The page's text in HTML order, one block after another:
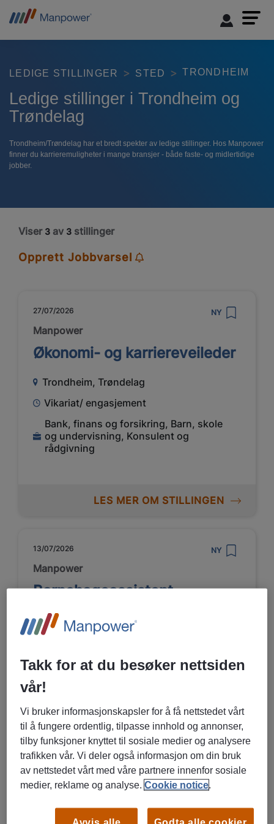
LEDIGE STILLINGER STED TRONDHEIM
Ledige stillinger i Trondheim og
Trøndelag
Trondheim/Trøndelag har et bredt spekter av ledige stillinger. Hos Manpower
finner du karrieremuligheter i mange bransjer - både faste- og midlertidige
jobber.
Viser 3 av 3 stillinger
Opprett Jobbvarsel
27/07/2026 NY
Manpower
Økonomi- og karriereveileder
Trondheim, Trøndelag
Vikariat/ engasjement
Bank, finans og forsikring, Barn, skole
og undervisning, Konsulent og
rådgivning
LES MER OM STILLINGEN
13/07/2026 NY
Manpower
Barnehageassistent
Trondheim, Trøndelag
Barn, skole og undervisning,
Forskning, utdanning og vitenskap,
Helse og omsorg
LES MER OM STILLINGEN
20/07/2026
Manpower
Takk for at du besøker nettsiden
vår!
Vi bruker informasjonskapsler for å få nettstedet vårt
til å fungere ordentlig, tilpasse innhold og annonser,
tilby funksjoner knyttet til sosiale medier og analysere
trafikken vår. Vi deler også informasjon om din bruk
av nettstedet vårt med våre partnere innenfor sosiale
medier, reklame og analyse.Cookie notice.